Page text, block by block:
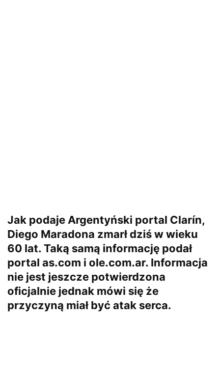
Jak podaje Argentyński portal Clarín,
Diego Maradona zmarł dziś w wieku
60 lat. Taką samą informację podał
portal as.com i ole.com.ar. Informacja
nie jest jeszcze potwierdzona
oficjalnie jednak mówi się że
przyczyną miał być atak serca.